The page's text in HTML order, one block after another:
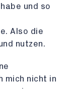
und so
Also die
nutzen.
mich nicht in